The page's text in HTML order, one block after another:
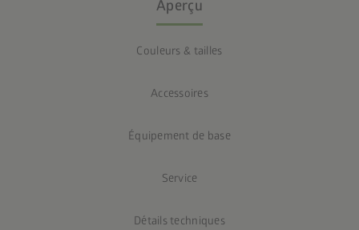
Aperçu
Couleurs & tailles
Accessoires
Équipement de base
Service
Détails techniques